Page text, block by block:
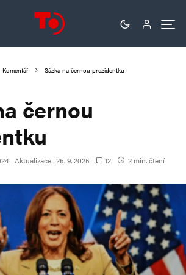
Komentář Sázka na černou prezidentku
černou
Aktualizace: 25. 9. 2025 12 2 min. čtení